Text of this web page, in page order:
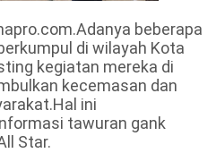
beberapa
di wilayah Kota
kegiatan mereka di
kecemasan dan
ini
tawuran gank
Star.